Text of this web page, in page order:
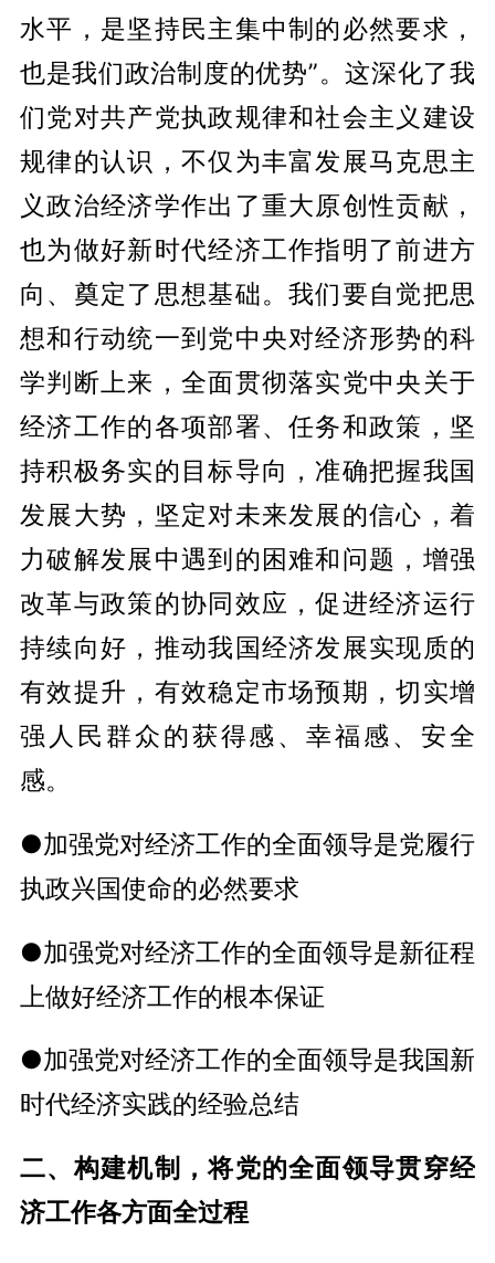
水平，是坚持民主集中制的必然要求，
也是我们政治制度的优势”。这深化了我
们党对共产党执政规律和社会主义建设
规律的认识，不仅为丰富发展马克思主
义政治经济学作出了重大原创性贡献，
也为做好新时代经济工作指明了前进方
向、奠定了思想基础。我们要自觉把思
想和行动统一到党中央对经济形势的科
学判断上来，全面贯彻落实党中央关于
经济工作的各项部署、任务和政策，坚
持积极务实的目标导向，准确把握我国
发展大势，坚定对未来发展的信心，着
力破解发展中遇到的困难和问题，增强
改革与政策的协同效应，促进经济运行
持续向好，推动我国经济发展实现质的
有效提升，有效稳定市场预期，切实增
强人民群众的获得感、幸福感、安全
感。
●加强党对经济工作的全面领导是党履行
执政兴国使命的必然要求
●加强党对经济工作的全面领导是新征程
上做好经济工作的根本保证
●加强党对经济工作的全面领导是我国新
时代经济实践的经验总结
二、构建机制，将党的全面领导贯穿经
济工作各方面全过程